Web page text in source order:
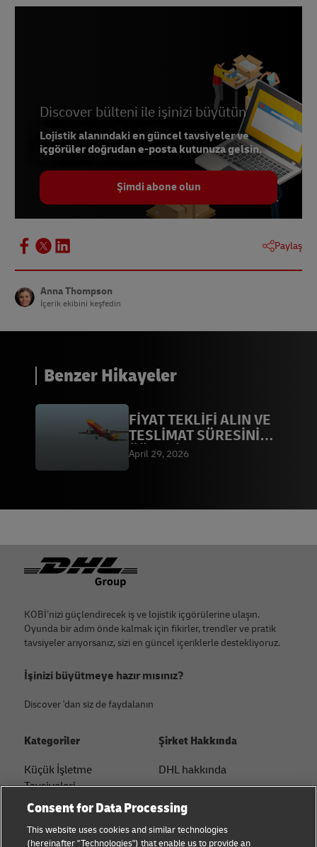
Discover bülteni ile işinizi büyütün
Lojistik alanındaki en güncel tavsiyeler ve
içgörüler doğrudan e-posta kutunuza gelsin.
Şimdi abone olun
Paylaş
Anna Thompson
İçerik ekibini keşfedin
Benzer Hikayeler
FİYAT TEKLİFİ ALIN VE
TESLİMAT SÜRESİNİ
ÖĞRENİN
April 29, 2026
Footer
KOBİ’nizi güçlendirecek iş ve lojistik içgörülerine ulaşın.
Oyunda bir adım önde kalmak için fikirler, trendler ve pratik
tavsiyeler arıyorsanız, sizi en güncel içeriklerle destekliyoruz.
İşinizi büyütmeye hazır mısınız?
Discover 'dan siz de faydalanın
Kategoriler
Küçük İşletme
Tavsiyeleri
E-ticaret Tavsiyeleri
B2B Tavsiyeleri
Şirket Hakkında
DHL hakkında
Basın Merkezi
Consent for Data Processing
This website uses cookies and similar technologies
(hereinafter "Technologies") that enable us to provide an